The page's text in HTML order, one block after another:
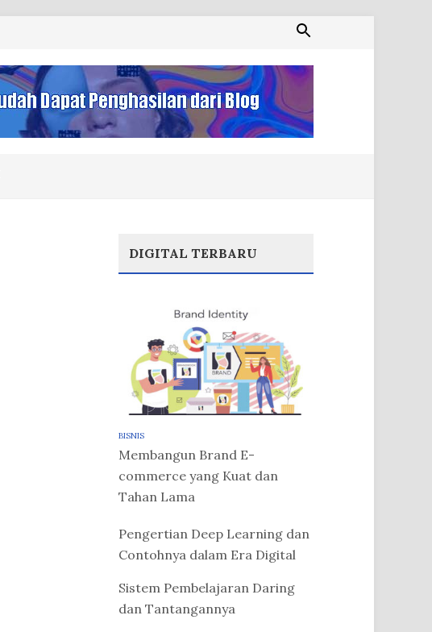
DIGITAL TERBARU
BISNIS
Membangun Brand E-
commerce yang Kuat dan
Tahan Lama
Pengertian Deep Learning dan
Contohnya dalam Era Digital
Sistem Pembelajaran Daring
dan Tantangannya